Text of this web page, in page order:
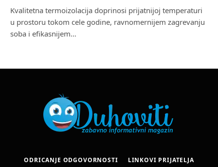
Kvalitetna termoizolacija doprinosi prijatnijoj temperaturi
u prostoru tokom cele godine, ravnomernijem zagrevanju
soba i efikasnijem…
ODRICANJE ODGOVORNOSTI LINKOVI PRIJATELJA